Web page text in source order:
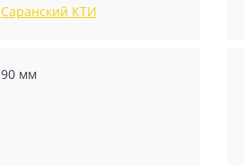
Саранский КТИ
90 мм